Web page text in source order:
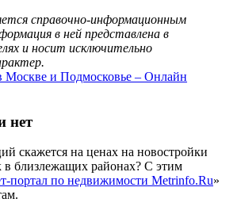
справочно-информационным
в ней представлена в
и носит исключительно
Москве и Подмосковье – Онлайн
нет
скажется на ценах на новостройки
близлежащих районах? С этим
портал по недвижимости Metrinfo.Ru»